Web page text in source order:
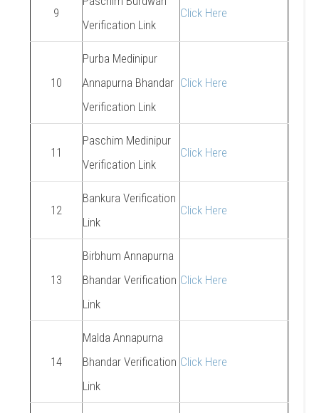
9
Verification Link
Click Here
10
Purba Medinipur
Annapurna Bhandar
Verification Link
Click Here
11
Paschim Medinipur
Verification Link
Click Here
12
Bankura Verification
Link
Click Here
13
Birbhum Annapurna
Bhandar Verification
Link
Click Here
14
Malda Annapurna
Bhandar Verification
Link
Click Here